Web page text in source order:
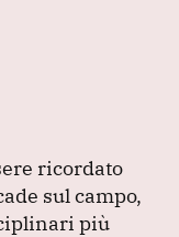
ricordato
sul campo,
più